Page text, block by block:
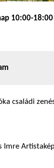
10:00-18:00
családi
Imre